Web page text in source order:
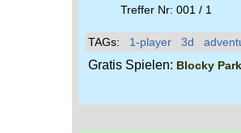
Treffer Nr: 001 / 1
TAGs: 1-player 3d
Gratis Spielen: Blocky